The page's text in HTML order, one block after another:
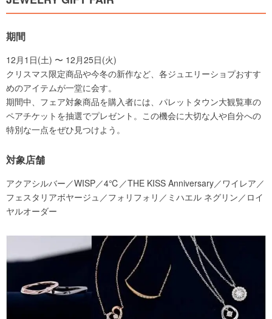
期間
12月1日(土) 〜 12月25日(火)
クリスマス限定商品や今冬の新作など、各ジュエリーショプおすす
めのアイテムが一堂に会す。
期間中、フェア対象商品を購入者には、パレットタウン大観覧車の
ペアチケットを抽選でプレゼント。この機会に大切な人や自分への
特別な一点をぜひ見つけよう。
対象店舗
アクアシルバー／WISP／4℃／THE KISS Anniversary／ワイレア／
フェスタリアボヤージュ／フォリフォリ／ミハエル ネグリン／ロイ
ヤルオーダー